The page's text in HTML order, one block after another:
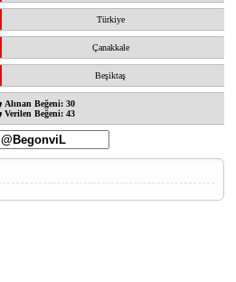
Türkiye
Çanakkale
Beşiktaş
Alınan Beğeni: 30
Verilen Beğeni: 43